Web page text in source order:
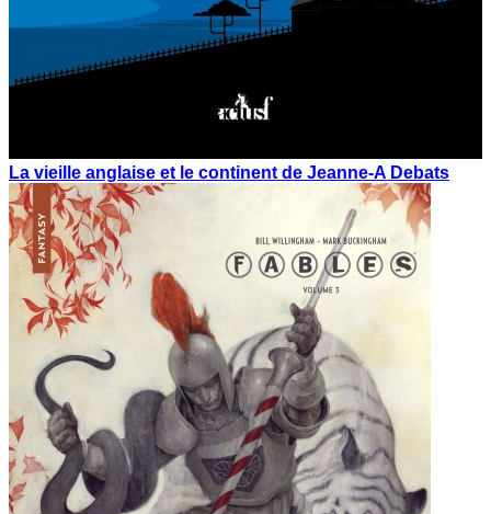
La vieille anglaise et le continent de Jeanne-A Debats